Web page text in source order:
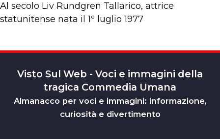
Al secolo Liv Rundgren Tallarico, attrice
statunitense nata il 1º luglio 1977
Visto Sul Web - Voci e immagini della
tragica Commedia Umana
Almanacco per voci e immagini: informazione,
curiosità e divertimento